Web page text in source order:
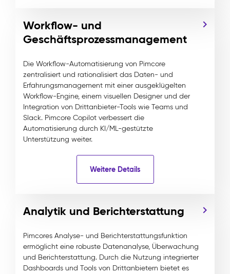
Workflow- und
Geschäftsprozessmanagement
Die Workflow-Automatisierung von Pimcore
zentralisiert und rationalisiert das Daten- und
Erfahrungsmanagement mit einer ausgeklügelten
Workflow-Engine, einem visuellen Designer und der
Integration von Drittanbieter-Tools wie Teams und
Slack. Pimcore Copilot verbessert die
Automatisierung durch KI/ML-gestützte
Unterstützung weiter.
Weitere Details
Analytik und Berichterstattung
Pimcores Analyse- und Berichterstattungsfunktion
ermöglicht eine robuste Datenanalyse, Überwachung
und Berichterstattung. Durch die Nutzung integrierter
Dashboards und Tools von Drittanbietern bietet es